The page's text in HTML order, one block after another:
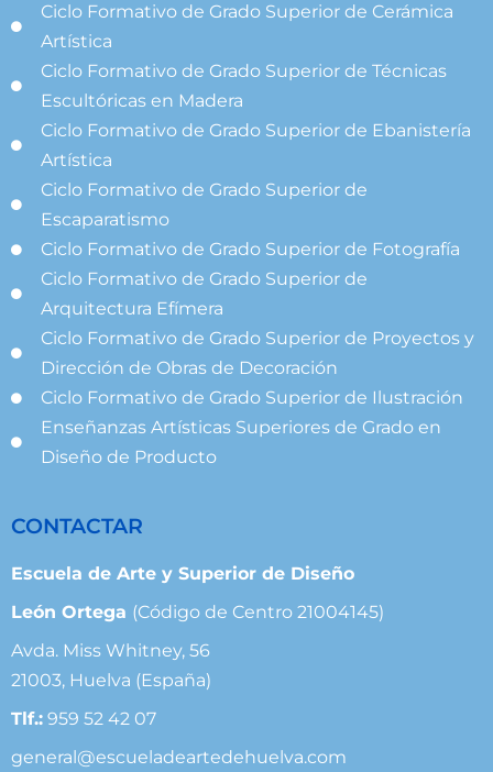
Ciclo Formativo de Grado Superior de Cerámica
Artística
Ciclo Formativo de Grado Superior de Técnicas
Escultóricas en Madera
Ciclo Formativo de Grado Superior de Ebanistería
Artística
Ciclo Formativo de Grado Superior de
Escaparatismo
Ciclo Formativo de Grado Superior de Fotografía
Ciclo Formativo de Grado Superior de
Arquitectura Efímera
Ciclo Formativo de Grado Superior de Proyectos y
Dirección de Obras de Decoración
Ciclo Formativo de Grado Superior de Ilustración
Enseñanzas Artísticas Superiores de Grado en
Diseño de Producto
CONTACTAR
Escuela de Arte y Superior de Diseño
León Ortega (Código de Centro 21004145)
Avda. Miss Whitney, 56
21003, Huelva (España)
Tlf.: 959 52 42 07
general@escueladeartedehuelva.com